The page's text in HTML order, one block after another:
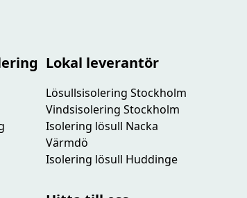
Lokal leverantör
Lösullsisolering Stockholm
Vindsisolering Stockholm
Isolering lösull Nacka
Värmdö
Isolering lösull Huddinge